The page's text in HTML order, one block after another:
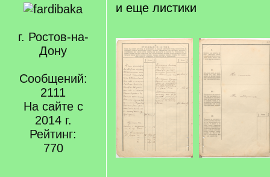
г. Ростов-на-
Дону
Сообщений:
2111
На сайте с
2014 г.
Рейтинг:
770
и еще листики